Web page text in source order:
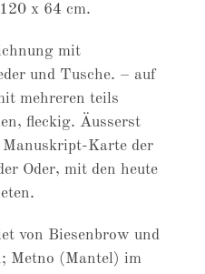
x 64 cm.
mit
und Tusche. – auf
mehreren teils
fleckig. Äusserst
Manuskript-Karte der
Oder, mit den heute
von Biesenbrow und
Metno (Mantel) im